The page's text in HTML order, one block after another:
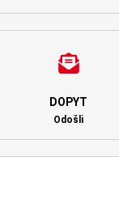
DOPYT
Odošli